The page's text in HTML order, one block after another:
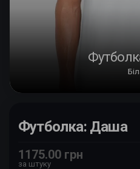
Футболка: Даша
1175.00 грн
за штуку